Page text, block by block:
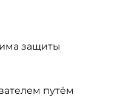
защиты
путём